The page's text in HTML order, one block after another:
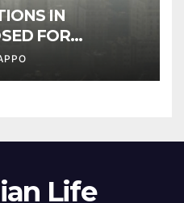
IN
FOR
OF AIR
Life